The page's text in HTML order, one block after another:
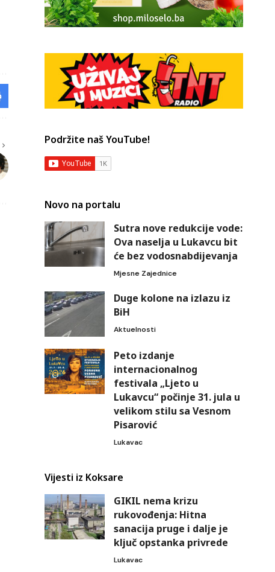
Podržite naš YouTube!
Novo na portalu
Sutra nove redukcije vode:
Ova naselja u Lukavcu bit
će bez vodosnabdijevanja
Mjesne Zajednice
Duge kolone na izlazu iz
BiH
Aktuelnosti
Peto izdanje
internacionalnog
festivala „Ljeto u
Lukavcu“ počinje 31. jula u
velikom stilu sa Vesnom
Pisarović
Lukavac
Vijesti iz Koksare
GIKIL nema krizu
rukovođenja: Hitna
sanacija pruge i dalje je
ključ opstanka privrede
Lukavac